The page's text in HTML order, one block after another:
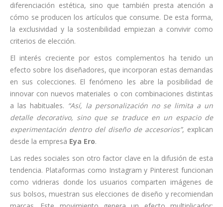
diferenciación estética, sino que también presta atención a
cómo se producen los artículos que consume. De esta forma,
la exclusividad y la sostenibilidad empiezan a convivir como
criterios de elección.
El interés creciente por estos complementos ha tenido un
efecto sobre los diseñadores, que incorporan estas demandas
en sus colecciones. El fenómeno les abre la posibilidad de
innovar con nuevos materiales o con combinaciones distintas
a las habituales. “Así, la personalización no se limita a un
detalle decorativo, sino que se traduce en un espacio de
experimentación dentro del diseño de accesorios”, explican
desde la empresa Eya Ero.
Las redes sociales son otro factor clave en la difusión de esta
tendencia. Plataformas como Instagram y Pinterest funcionan
como vidrieras donde los usuarios comparten imágenes de
sus bolsos, muestran sus elecciones de diseño y recomiendan